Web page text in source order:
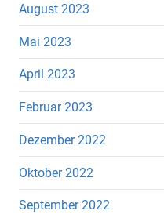
August 2023
Mai 2023
April 2023
Februar 2023
Dezember 2022
Oktober 2022
September 2022